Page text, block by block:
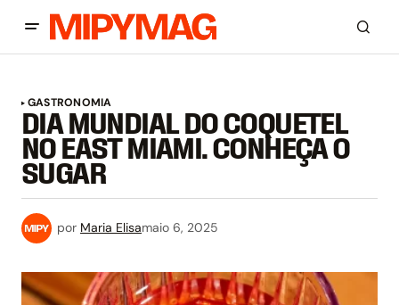
GASTRONOMIA
DIA MUNDIAL DO COQUETEL
NO EAST MIAMI. CONHEÇA O
SUGAR
por Maria Elisamaio 6, 2025